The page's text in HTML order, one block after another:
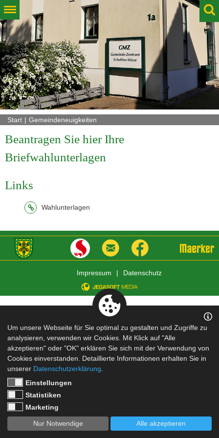
Start Gemeindeneuigkeiten
Beantragen Sie hier Ihre
Briefwahlunterlagen
Links
Wahlunterlagen
Impressum | Datenschutz
Um unsere Webseite für Sie optimal zu gestalten und Zugriffe zu
analysieren, verwenden wir Cookies. Mit Klick auf "Alle
akzeptieren" oder "OK" erklären Sie sich mit der Verwendung von
Cookies einverstanden. Detaillierte Informationen erhalten Sie in
unserer Datenschutzerklärung
Einstellungen
Statistiken
Marketing
Nur Notwendige Alle akzeptieren